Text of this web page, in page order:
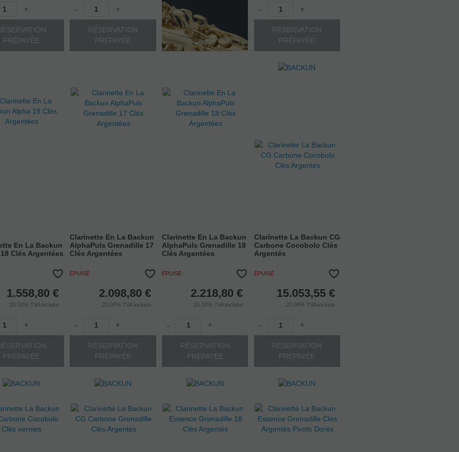
+
PRÉPAYÉE
- +
RÉSERVATION
PRÉPAYÉE
- +
RÉSERVATION
PRÉPAYÉE
En La Backun
Clés Argentées
1.558,80 €
20.00%TVA incluse
+
PRÉPAYÉE
Clarinette En La Backun
AlphaPuls Grenadille 17
Clés Argentées
ÉPUISÉ
2.098,80 €
20.00% TVA incluse
- +
RÉSERVATION
PRÉPAYÉE
Clarinette En La Backun
AlphaPuls Grenadille 18
Clés Argentées
ÉPUISÉ
2.218,80 €
20.00%TVA incluse
- +
RÉSERVATION
PRÉPAYÉE
Clarinette La Backun CG
Carbone Cocobolo Clés
Argentés
ÉPUISÉ
15.053,55 €
20.00% TVA incluse
- +
RÉSERVATION
PRÉPAYÉE